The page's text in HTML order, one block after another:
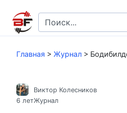
контенту
Search
for:
Главная > Журнал >
Виктор Колесников
6 летЖурнал